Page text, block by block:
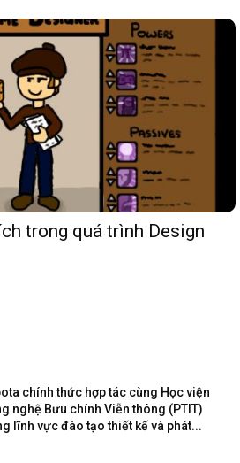
trong quá trình Design
chính thức hợp tác cùng Học viện
nghệ Bưu chính Viễn thông (PTIT)
lĩnh vực đào tạo thiết kế và phát...